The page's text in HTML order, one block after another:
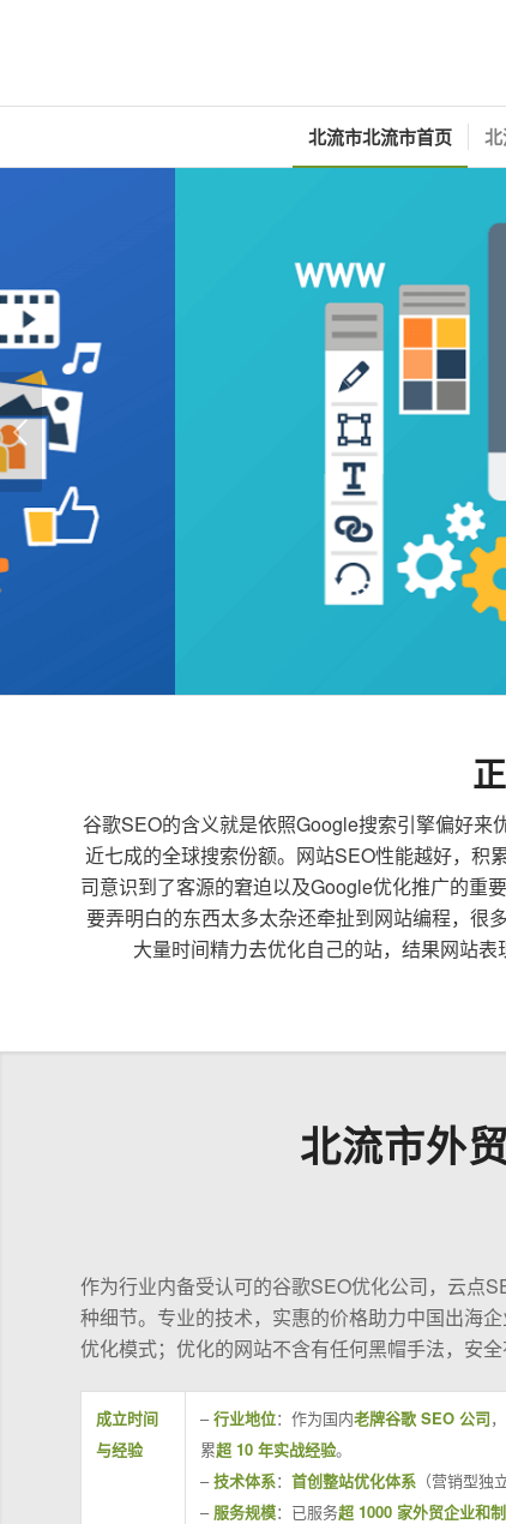
北流市北流市首页
谷歌SEO的含义就是依照Google搜索引擎偏好
近七成的全球搜索份额。网站SEO性能越好，积
司意识到了客源的窘迫以及Google优化推广的重
要弄明白的东西太多太杂还牵扯到网站编程，很
大量时间精力去优化自己的站，结果网站
北流市外
作为行业内备受认可的谷歌SEO优化公司，云点
种细节。专业的技术，实惠的价格助力中国出海
优化模式；优化的网站不含有任何黑帽手法，安全
成立时间
与经验
–行业地位：作为国内老牌谷歌 SEO 公司
累超 10 年实战经验。
–技术体系： 首创整站优化体系 （营销型
– 服务规模：已服务超 1000 家外贸企业和